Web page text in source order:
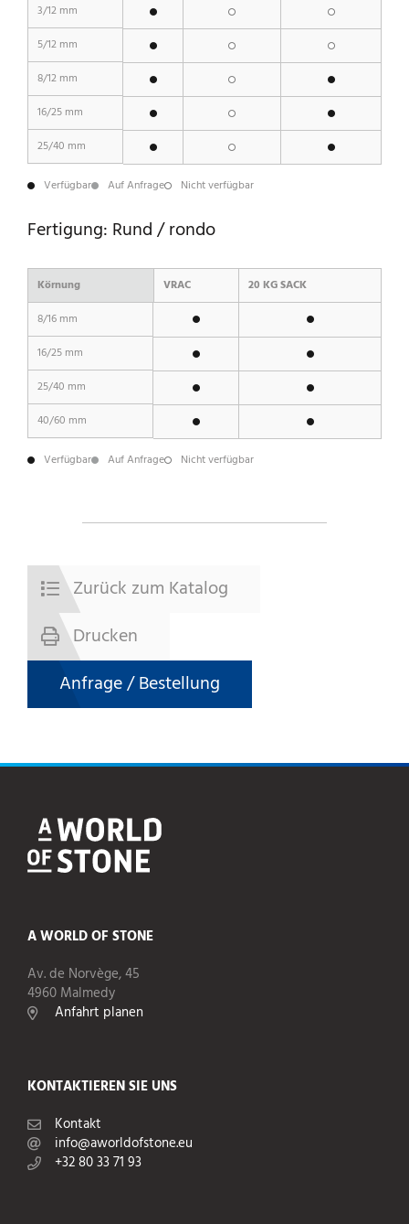
3/12 mm
5/12 mm
8/12 mm
16/25 mm
25/40 mm
Verfügbar Auf Anfrage Nicht verfügbar
Fertigung: Rund / rondo
Körnung VRAC
20 KG SACK
8/16 mm
16/25 mm
25/40 mm
40/60 mm
Verfügbar Auf Anfrage Nicht verfügbar
Zurück zum Katalog
Drucken
Anfrage / Bestellung
A WORLD OF STONE
Av. de Norvège, 45
4960 Malmedy
Anfahrt planen
KONTAKTIEREN SIE UNS
Kontakt
info@aworldofstone.eu
+32 80 33 71 93